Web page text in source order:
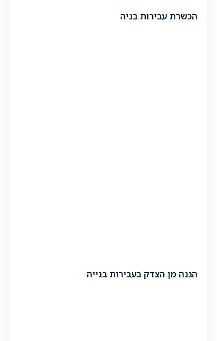
הכשרת עבירות בניה
הגנה מן הצדק בעבירות בנייה